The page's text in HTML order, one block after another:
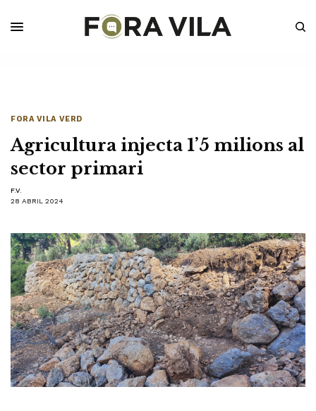
FORA VILA VERD
Agricultura injecta 1’5 milions al
sector primari
F.V.
28 ABRIL 2024